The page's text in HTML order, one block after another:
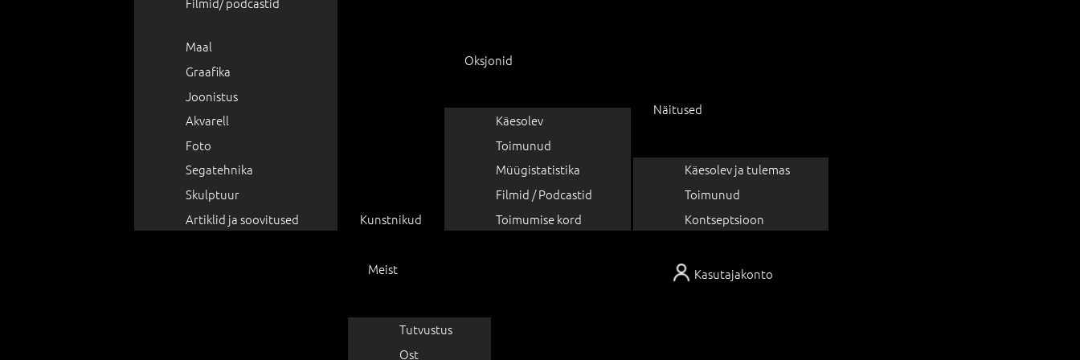
Kasutajakonto
Maal
Graafika
Joonistus
Akvarell
Foto
Segatehnika
Skulptuur
Artiklid ja soovitused
Kunstnikud
Oksjonid
Käesolev
Toimunud
Müügistatistika
Filmid / Podcastid
Toimumise kord
Näitused
Käesolev ja tulemas
Toimunud
Kontseptsioon
Meist
Tutvustus
Ost